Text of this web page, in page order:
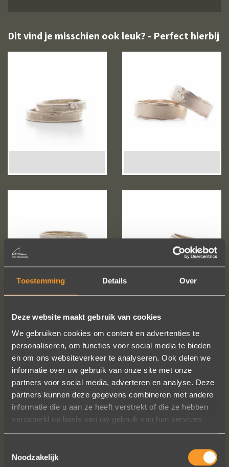
Toestemming Details Over
Deze website maakt gebruik van cookies
We gebruiken cookies om content en advertenties te
personaliseren, om functies voor social media te bieden
en om ons websiteverkeer te analyseren. Ook delen we
informatie over uw gebruik van onze site met onze
partners voor social media, adverteren en analyse. Deze
partners kunnen deze gegevens combineren met andere
informatie die u aan ze heeft verstrekt of die ze hebben
verzameld op basis van uw gebruik van hun services.
Noodzakelijk
Dit vind je misschien ook leuk? - Perfect hierbij
VOLG ONS OP SOCIALE MEDIA